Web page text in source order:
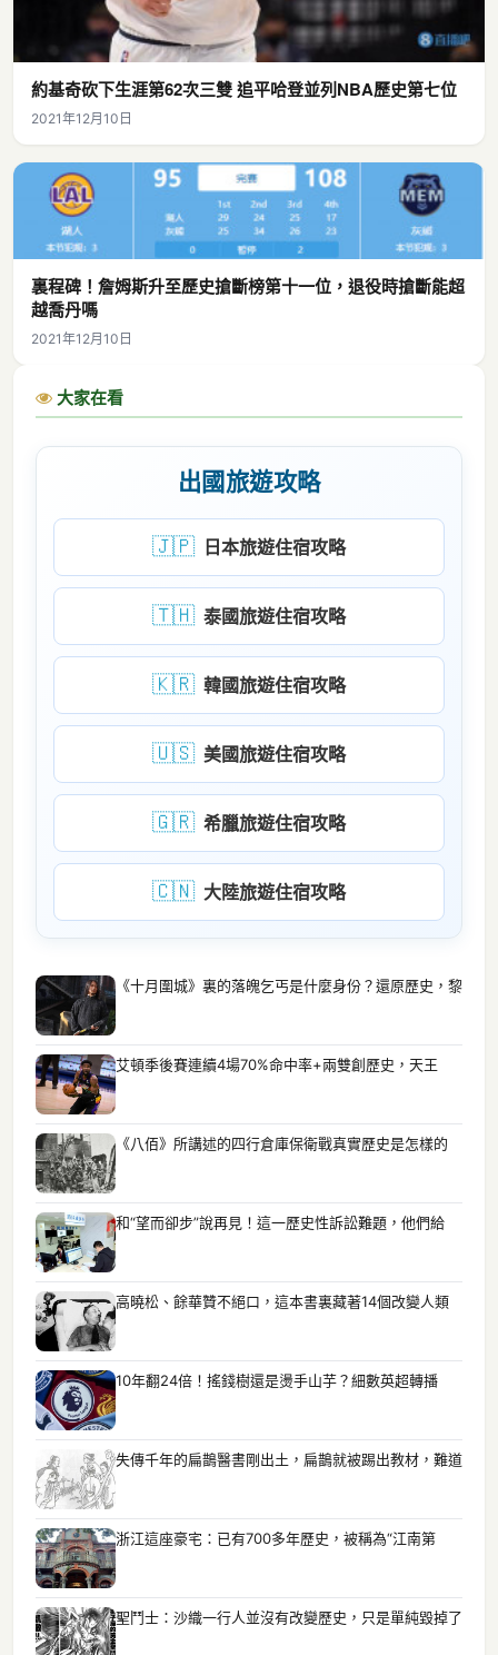
約基奇砍下生涯第62次三雙 追平哈登並列NBA歷史第七位
2021年12月10日
裏程碑！詹姆斯升至歷史搶斷榜第十一位，退役時搶斷能超
越喬丹嗎
2021年12月10日
大家在看
出國旅遊攻略
🇯🇵 日本旅遊住宿攻略
🇹🇭 泰國旅遊住宿攻略
🇰🇷 韓國旅遊住宿攻略
🇺🇸 美國旅遊住宿攻略
🇬🇷 希臘旅遊住宿攻略
🇨🇳 大陸旅遊住宿攻略
《十月圍城》裏的落魄乞丐是什麼身份？還原歷史，黎
艾頓季後賽連續4場70%命中率+兩雙創歷史，天王
《八佰》所講述的四行倉庫保衛戰真實歷史是怎樣的
和“望而卻步”說再見！這一歷史性訴訟難題，他們給
高曉松、餘華贊不絕口，這本書裏藏著14個改變人類
10年翻24倍！搖錢樹還是燙手山芋？細數英超轉播
失傳千年的扁鵲醫書剛出土，扁鵲就被踢出教材，難道
浙江這座豪宅：已有700多年歷史，被稱為“江南第
聖鬥士：沙織一行人並沒有改變歷史，只是單純毀掉了